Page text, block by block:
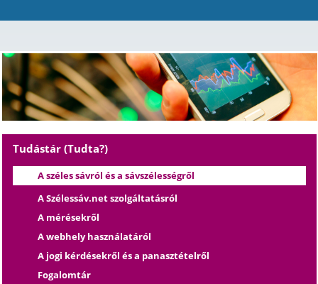
Tudástár (Tudta?)
A széles sávról és a sávszélességről
A Szélessáv.net szolgáltatásról
A mérésekről
A webhely használatáról
A jogi kérdésekről és a panasztételről
Fogalomtár